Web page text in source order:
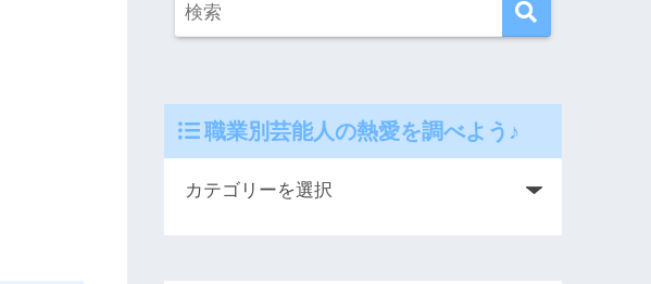
職業別芸能人の熱愛を調べよう♪